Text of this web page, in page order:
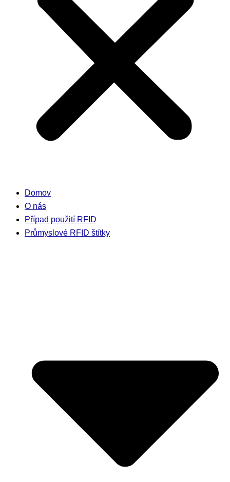
Domov
O nás
Případ použití RFID
Průmyslové RFID štítky